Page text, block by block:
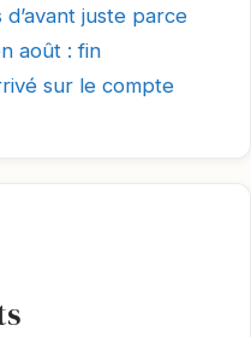
juste parce
août : fin
sur le compte